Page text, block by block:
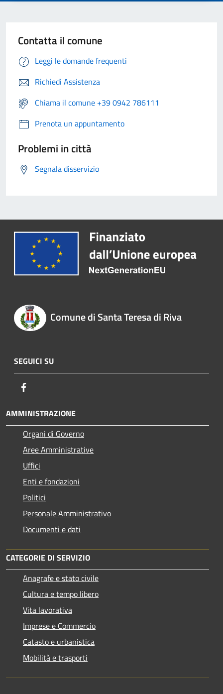
Contatta il comune
Leggi le domande frequenti
Richiedi Assistenza
Chiama il comune +39 0942 786111
Prenota un appuntamento
Problemi in città
Segnala disservizio
Comune di Santa Teresa di Riva
SEGUICI SU
AMMINISTRAZIONE
Organi di Governo
Aree Amministrative
Uffici
Enti e fondazioni
Politici
Personale Amministrativo
Documenti e dati
CATEGORIE DI SERVIZIO
Anagrafe e stato civile
Cultura e tempo libero
Vita lavorativa
Imprese e Commercio
Catasto e urbanistica
Mobilità e trasporti